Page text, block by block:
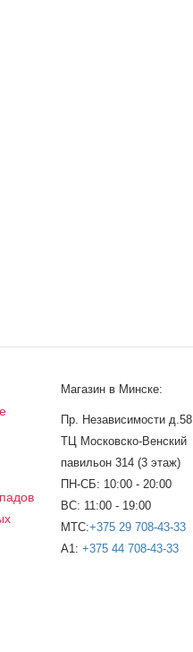
Магазин в Минске:
Пр. Независимости д.58
ТЦ Московско-Венский
павильон 314 (3 этаж)
ПН-СБ: 10:00 - 20:00
ВС: 11:00 - 19:00
МТС:+375 29 708-43-33
A1:+375 44 708-43-33